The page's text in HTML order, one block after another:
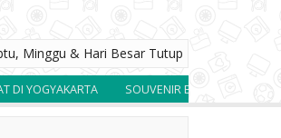
Minggu & Hari Besar Tutup
SOUVENIR BERKUALITAS DAN